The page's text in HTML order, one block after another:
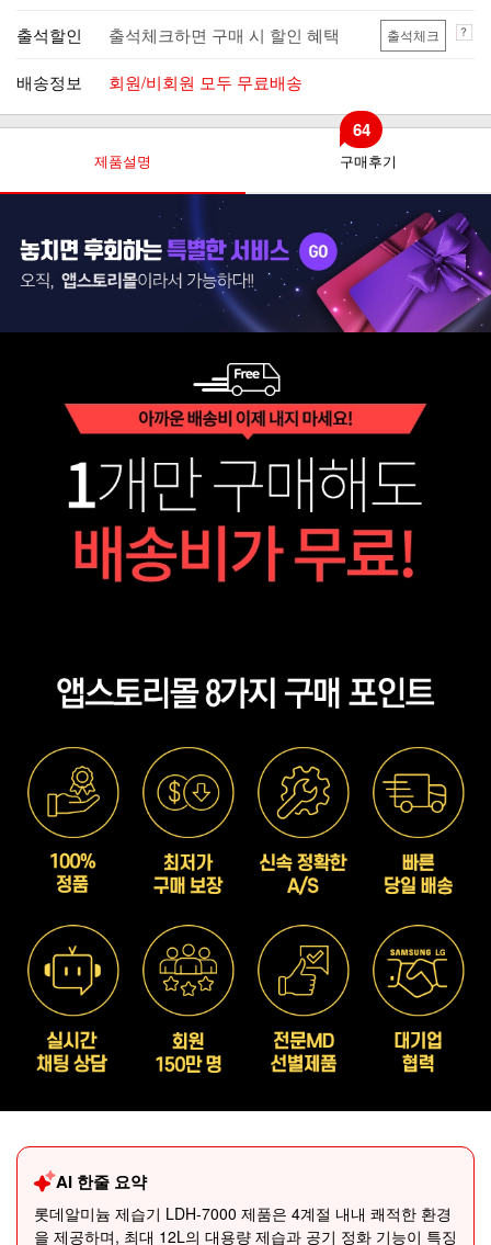
출석할인 출석체크하면 구매 시 할인 혜택 출석체크
배송정보 회원/비회원 모두 무료배송
제품설명 구매후기
64
AI 한줄 요약
롯데알미늄 제습기 LDH-7000 제품은 4계절 내내 쾌적한 환경
을 제공하며, 최대 12L의 대용량 제습과 공기 정화 기능이 특징